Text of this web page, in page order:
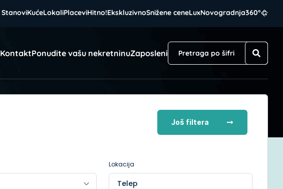
StanoviKućeLokaliPlaceviHitno!EkskluzivnoSnižene ceneLuxNovogradnja360°
KontaktPonudite vašu nekretninuZaposleni
Još filtera
Lokacija
Telep